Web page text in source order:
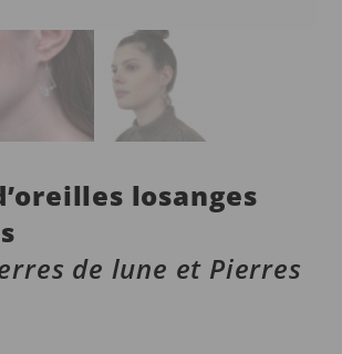
losanges
de lune et Pierres